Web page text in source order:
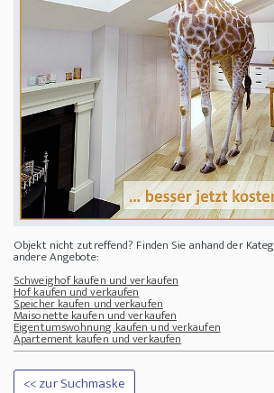
Objekt nicht zutreffend? Finden Sie anhand der
andere Angebote:
Schweighof kaufen und verkaufen
Hof kaufen und verkaufen
Speicher kaufen und verkaufen
Maisonette kaufen und verkaufen
Eigentumswohnung kaufen und verkaufen
Apartement kaufen und verkaufen
<< zur Suchmaske